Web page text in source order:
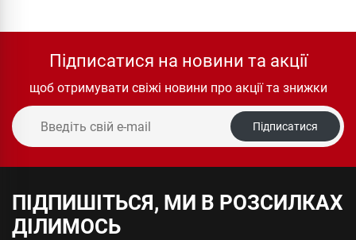
Підписатися на новини та акції
щоб отримувати свіжі новини про акції та знижки
Підписатися
ПІДПИШІТЬСЯ, МИ В РОЗСИЛКАХ
ДІЛИМОСЬ